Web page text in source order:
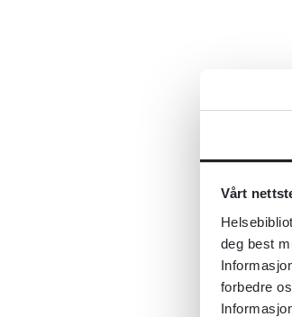
Vårt
deg best
forbedre